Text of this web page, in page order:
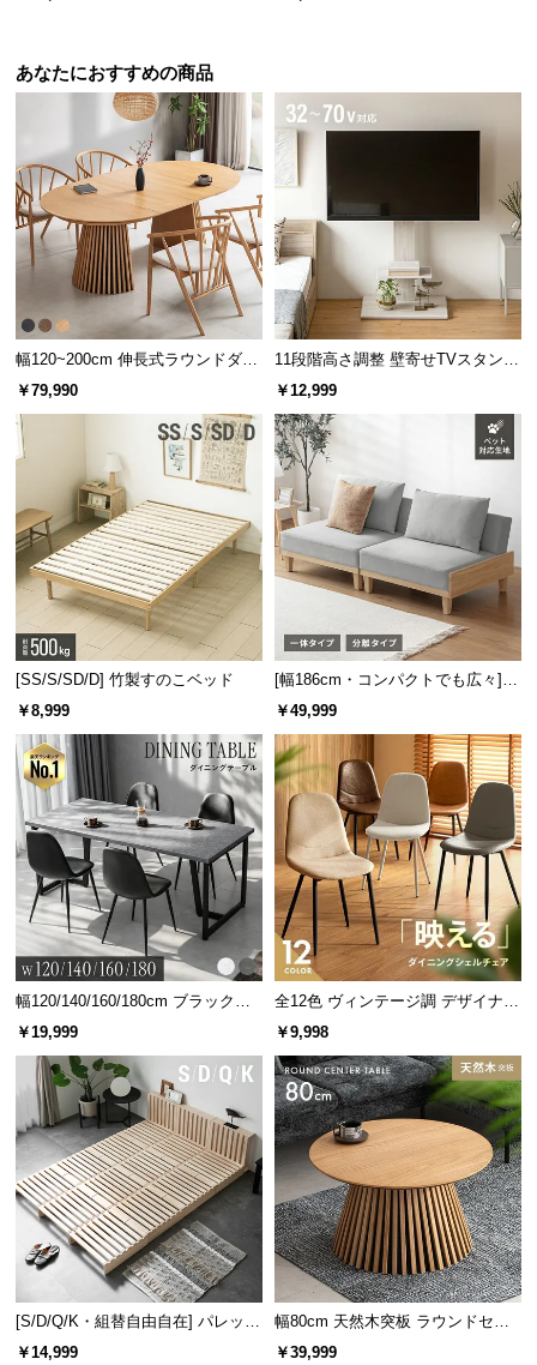
あなたにおすすめの商品
幅120~200cm 伸長式ラウンドダイ
ニングテーブル 6人掛け 天然木突
板 美しい格子デザイン
￥79,990
11段階高さ調整 壁寄せTVスタンド
キャスター付き 上下左右角度調節
￥12,999
[SS/S/SD/D] 竹製すのこベッド
￥8,999
[幅186cm・コンパクトでも広々] 3
人掛けソファベッド リクライニン
￥49,999
幅120/140/160/180cm ブラックフ
レーム ダイニング 大理石調 4人掛
￥19,999
全12色 ヴィンテージ調 デザイナー
ズシェルチェア
￥9,998
[S/D/Q/K・組替自由自在] パレット
ベッド 8/12/16枚セット
￥14,999
幅80cm 天然木突板 ラウンドセン
ターテーブル 美しい格子デザイン
￥39,999